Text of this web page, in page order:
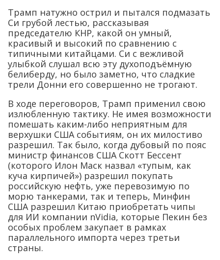
Трамп натужно острил и пытался подмазать
Си грубой лестью, рассказывая
председателю КНР, какой он умный,
красивый и высокий по сравнению с
типичными китайцами. Си с вежливой
улыбкой слушал всю эту духоподъёмную
белиберду, но было заметно, что сладкие
трели Донни его совершенно не трогают.
В ходе переговоров, Трамп применил свою
излюбленную тактику. Не имея возможности
помешать каким-либо неприятным для
верхушки США событиям, он их милостиво
разрешил. Так было, когда дубовый по пояс
министр финансов США Скотт Бессент
(которого Илон Маск назвал «тупым, как
куча кирпичей») разрешил покупать
российскую нефть, уже перевозимую по
морю танкерами, так и теперь, Минфин
США разрешил Китаю приобретать чипы
для ИИ компании nVidia, которые Пекин без
особых проблем закупает в рамках
параллельного импорта через третьи
страны.